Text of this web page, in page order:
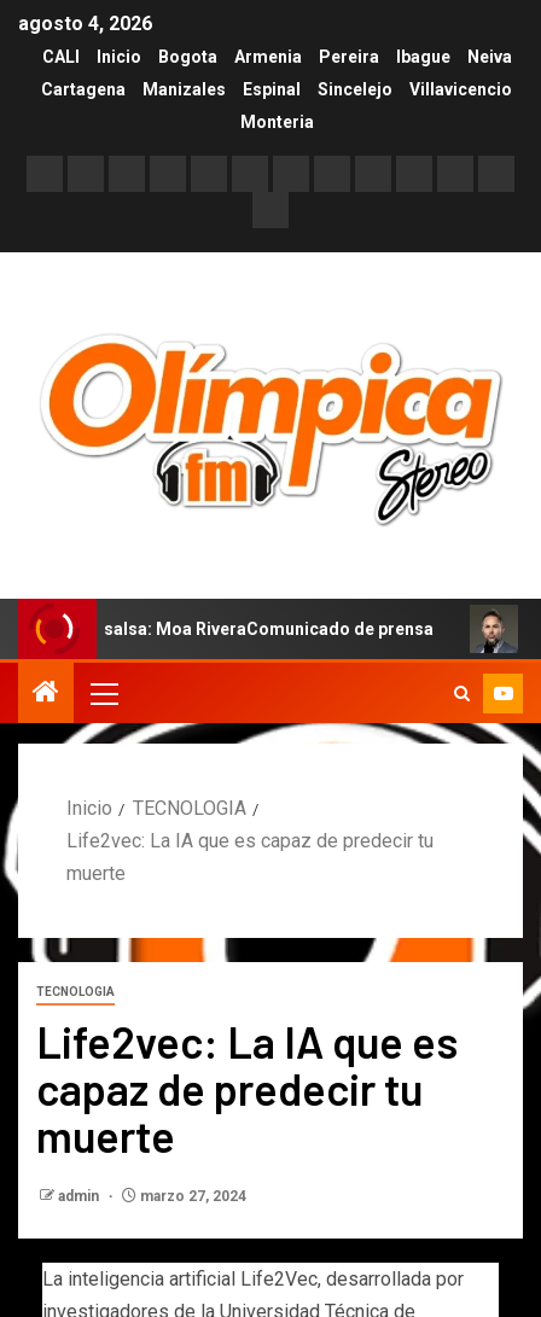
agosto 4, 2026
CALI Inicio Bogota Armenia Pereira Ibague
Neiva
Cartagena
Manizales Espinal Sincelejo
Villavicencio
Monteria
salsa: Moa RiveraComunicado de prensa MARCOS
Inicio
TECNOLOGIA
Life2vec: La IA que es capaz de predecir tu
muerte
TECNOLOGIA
Life2vec: La IA que es
capaz de predecir tu
muerte
admin marzo 27, 2024
La inteligencia artificial Life2Vec, desarrollada por
investigadores de la Universidad Técnica de